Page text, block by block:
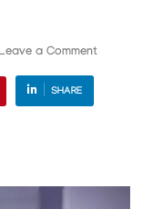
a Comment
SHARE